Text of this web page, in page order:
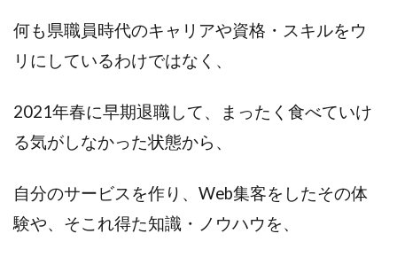
何も県職員時代のキャリアや資格・スキルをウ
リにしているわけではなく、
2021年春に早期退職して、まったく食べていけ
る気がしなかった状態から、
自分のサービスを作り、Web集客をしたその体
験や、そこれ得た知識・ノウハウを、